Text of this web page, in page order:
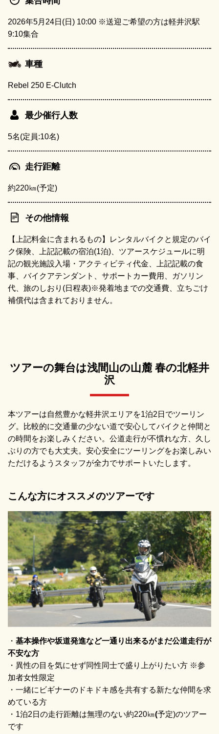
2026年5月24日(日) 10:00 ※送迎ご希望の方は軽井沢駅
9:10集合
車種
Rebel 250 E-Clutch
最少催行人数
5名(定員:10名)
走行距離
約220㎞(予定)
その他情報
【上記料金に含まれるもの】レンタルバイクと規定のバイ
ク保険、上記記載の宿泊(1泊)、ツアースケジュールに明
記の観光施設入場・アクティビティ代金、上記記載の食
事、バイクアテンダント、サポートカー費用、ガソリン
代、旅のしおり(日程表)※発着地までの交通費、立ちごけ
補償代は含まれておりません。
ツアーの舞台は浅間山の山麓 春の北軽井
沢
本ツアーは自然豊かな軽井沢エリアを1泊2日でツーリン
グ。比較的に交通量の少ない道で安心してバイクと仲間と
の時間をお楽しみください。公道走行が不慣れな方、久し
ぶりの方でも大丈夫。安心安全にツーリングをお楽しみい
ただけるようスタッフが全力でサポートいたします。
こんな方にオススメのツアーです
・ 基本操作や坂道発進など一通り出来るがまだ公道走行が
不安な方
・異性の目を気にせず同性同士で盛り上がりたい方 ※参
加者女性限定
・一緒にビギナーのドキドキ感を共有する新たな仲間を求
めている方
・1泊2日の走行距離は無理のない約220㎞(予定)のツアー
です